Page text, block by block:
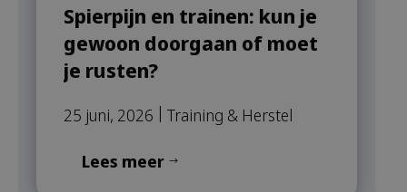
Spierpijn en trainen: kun je
gewoon doorgaan of moet
je rusten?
25 juni, 2026 | Training & Herstel
Lees meer $